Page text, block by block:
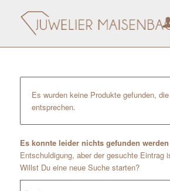
Es wurden keine Produkte gefunden,
entsprechen.
Es konnte leider nichts gefunden werden
Entschuldigung, aber der gesuchte Eintrag
Willst Du eine neue Suche starten?